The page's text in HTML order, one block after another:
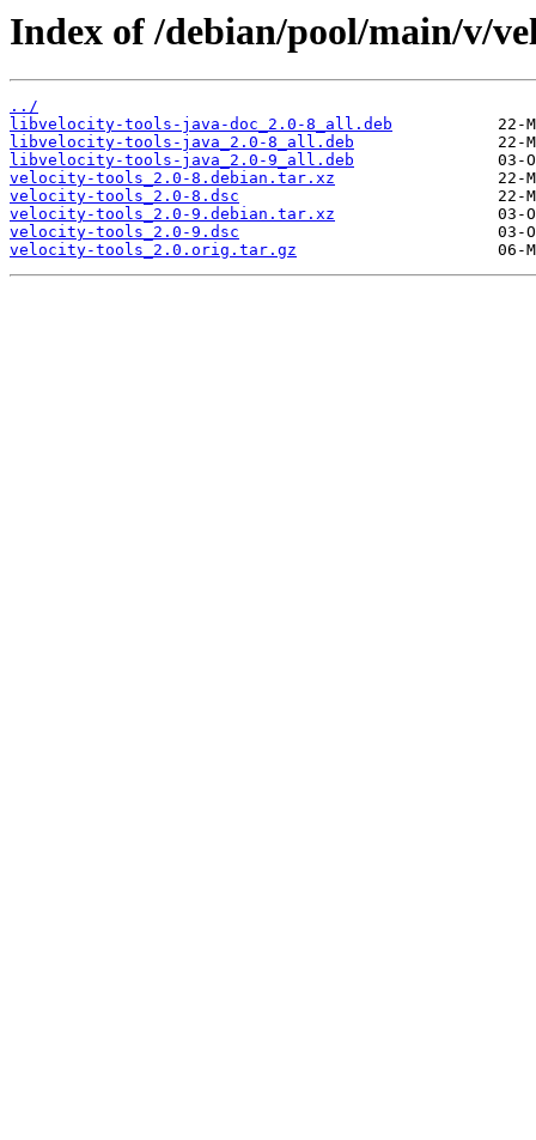
Index of /debian/pool/main/v/
../
libvelocity-tools-java-doc_2.0-8_all.deb
libvelocity-tools-java_2.0-8_all.deb
libvelocity-tools-java_2.0-9_all.deb
velocity-tools_2.0-8.debian.tar.xz
velocity-tools_2.0-8.dsc
velocity-tools_2.0-9.debian.tar.xz
velocity-tools_2.0-9.dsc
velocity-tools_2.0.orig.tar.gz